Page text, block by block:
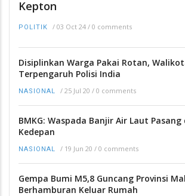
Kepton
POLITIK / 03 Oct 24 / 0 comments
Disiplinkan Warga Pakai Rotan,
Terpengaruh Polisi India
NASIONAL / 25 Jul 20 / 0 comments
BMKG: Waspada Banjir Air Laut
Kedepan
NASIONAL / 19 Jun 20 / 0 comments
Gempa Bumi M5,8 Guncang Provinsi
Berhamburan Keluar Rumah